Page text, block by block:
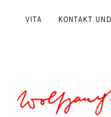
VITA KONTAKT